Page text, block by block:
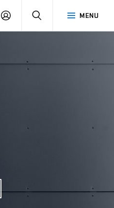
MENU
PŘIHLÁSIT